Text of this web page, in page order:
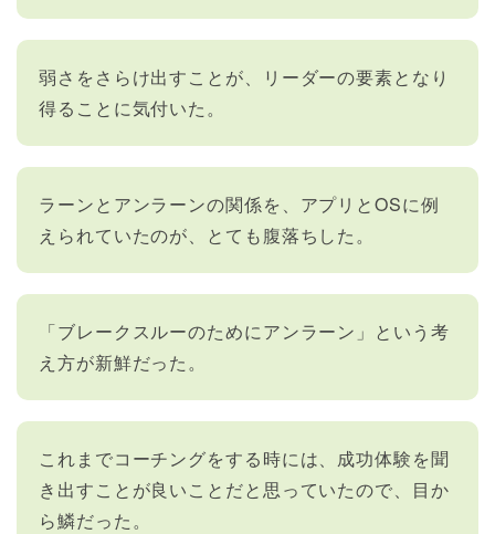
弱さをさらけ出すことが、リーダーの要素となり
得ることに気付いた。
ラーンとアンラーンの関係を、アプリとOSに例
えられていたのが、とても腹落ちした。
「ブレークスルーのためにアンラーン」という考
え方が新鮮だった。
これまでコーチングをする時には、成功体験を聞
き出すことが良いことだと思っていたので、目か
ら鱗だった。